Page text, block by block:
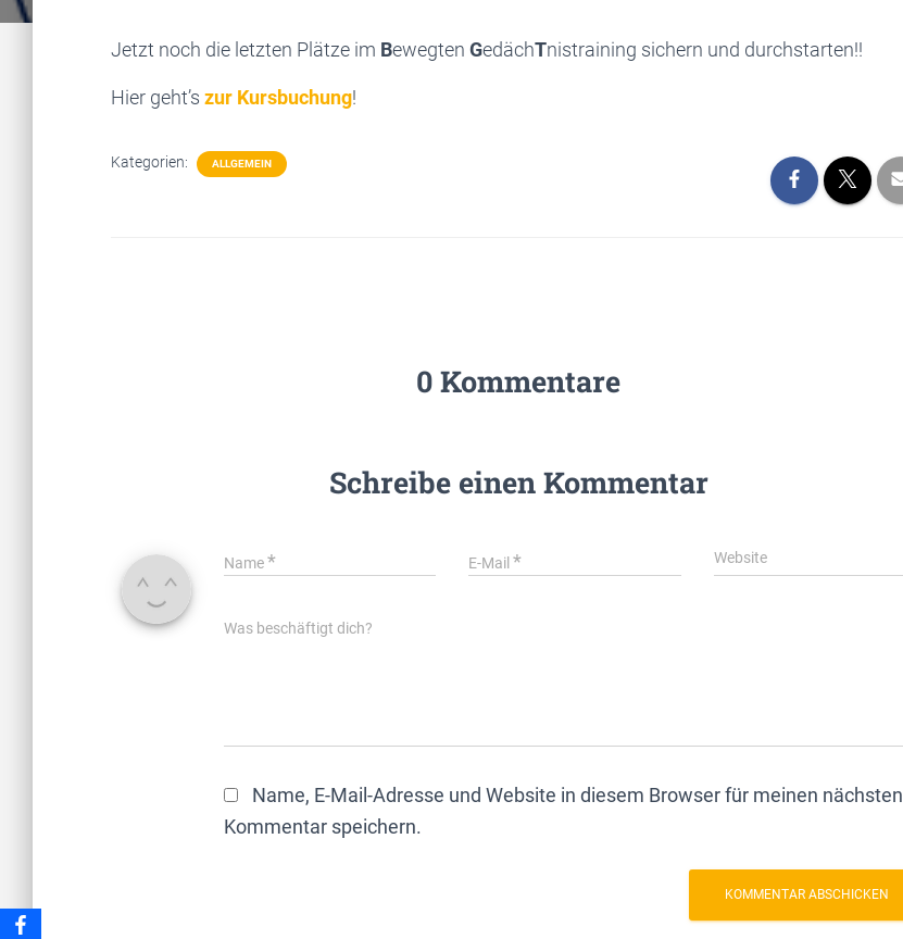
Jetzt noch die letzten Plätze im Bewegten GedächTnistraining sichern und durchstarten!!
Hier geht’s zur Kursbuchung!
Kategorien: ALLGEMEIN
0 Kommentare
Schreibe einen Kommentar
Name* E-Mail* Website
Was beschäftigt dich?
Name, E-Mail-Adresse und Website in diesem Browser für meinen nächsten
Kommentar speichern.